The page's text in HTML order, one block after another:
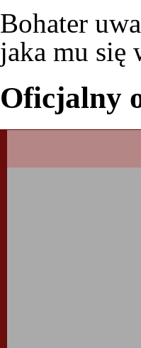
Bohater
jaka mu się
Oficjalny